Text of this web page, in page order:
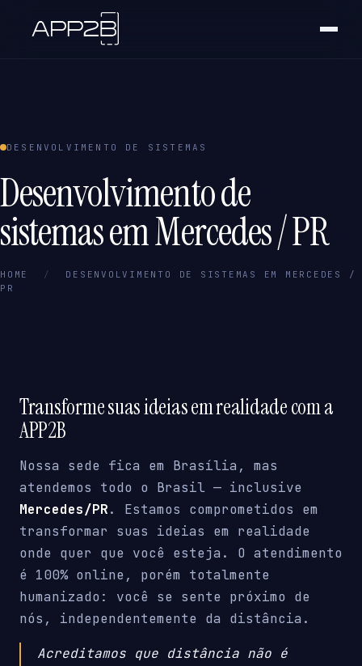
DESENVOLVIMENTO DE SISTEMAS
Desenvolvimento de
sistemas em Mercedes / PR
HOME /
DESENVOLVIMENTO DE SISTEMAS EM MERCEDES /
PR
Transforme suas ideias em realidade com a
APP2B
Nossa sede fica em Brasília, mas
atendemos todo o Brasil — inclusive
Mercedes/PR. Estamos comprometidos em
transformar suas ideias em realidade
onde quer que você esteja. O atendimento
é 100% online, porém totalmente
humanizado: você se sente próximo de
nós, independentemente da distância.
Acreditamos que distância não é